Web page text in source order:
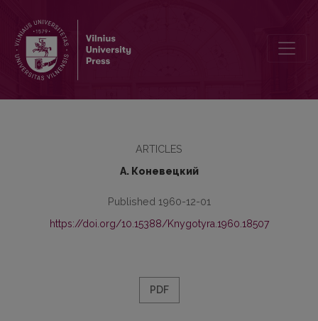
ARTICLES
А. Коневецкий
Published 1960-12-01
https://doi.org/10.15388/Knygotyra.1960.18507
PDF